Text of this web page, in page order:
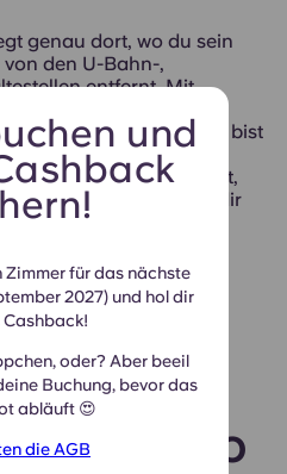
und
für das nächste
2027) und hol dir
oder? Aber beeil
Buchung, bevor das
abläuft 😍
die AGB
genau dort, wo du sein
den U-Bahn-,
entfernt. Mit
der
gleich um die Ecke bist
und Stadtleben
Wenn du Hilfe brauchst,
zurechtzufinden, steht dir
Team an der
im STUDYO